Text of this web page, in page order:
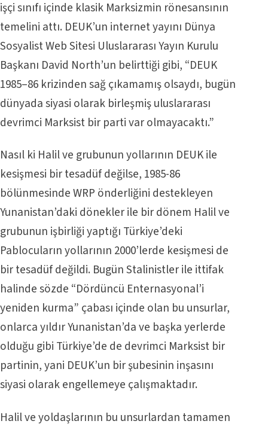
işçi sınıfı içinde klasik Marksizmin rönesansının
temelini attı. DEUK’un internet yayını Dünya
Sosyalist Web Sitesi Uluslararası Yayın Kurulu
Başkanı David North’un belirttiği gibi, “DEUK
1985–86 krizinden sağ çıkamamış olsaydı, bugün
dünyada siyasi olarak birleşmiş uluslararası
devrimci Marksist bir parti var olmayacaktı.”
Nasıl ki Halil ve grubunun yollarının DEUK ile
kesişmesi bir tesadüf değilse, 1985-86
bölünmesinde WRP önderliğini destekleyen
Yunanistan’daki dönekler ile bir dönem Halil ve
grubunun işbirliği yaptığı Türkiye’deki
Pablocuların yollarının 2000’lerde kesişmesi de
bir tesadüf değildi. Bugün Stalinistler ile ittifak
halinde sözde “Dördüncü Enternasyonal’i
yeniden kurma” çabası içinde olan bu unsurlar,
onlarca yıldır Yunanistan’da ve başka yerlerde
olduğu gibi Türkiye’de de devrimci Marksist bir
partinin, yani DEUK’un bir şubesinin inşasını
siyasi olarak engellemeye çalışmaktadır.
Halil ve yoldaşlarının bu unsurlardan tamamen